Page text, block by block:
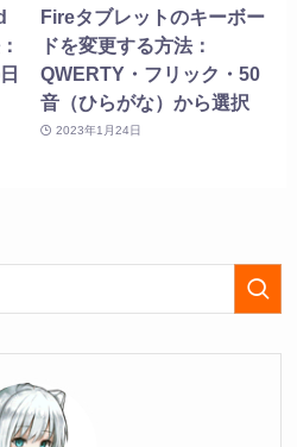
Fireタブレットのキーボー
ドを変更する方法：
QWERTY・フリック・50
音（ひらがな）から選択
2023年1月24日